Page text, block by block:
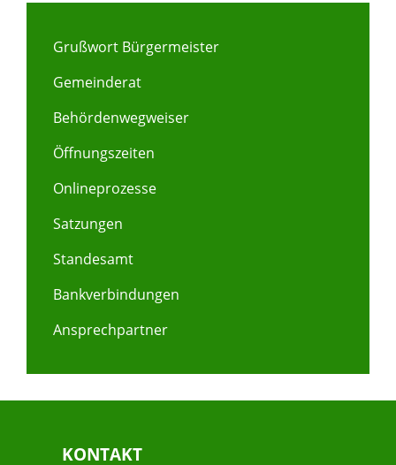
Grußwort Bürgermeister
Gemeinderat
Behördenwegweiser
Öffnungszeiten
Onlineprozesse
Satzungen
Standesamt
Bankverbindungen
Ansprechpartner
KONTAKT